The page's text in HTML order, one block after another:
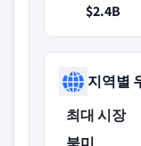
$2.4B
지역별
최대 시장